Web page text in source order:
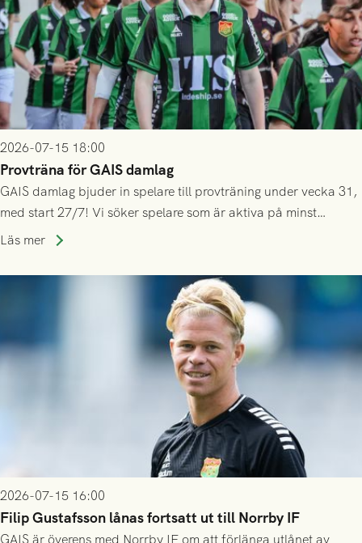
2026-07-15 18:00
Provträna för GAIS damlag
GAIS damlag bjuder in spelare till provträning under vecka 31,
med start 27/7! Vi söker spelare som är aktiva på minst
division 3-nivå.
Läs mer
2026-07-15 16:00
Filip Gustafsson lånas fortsatt ut till Norrby IF
GAIS är överens med Norrby IF om att förlänga utlånet av